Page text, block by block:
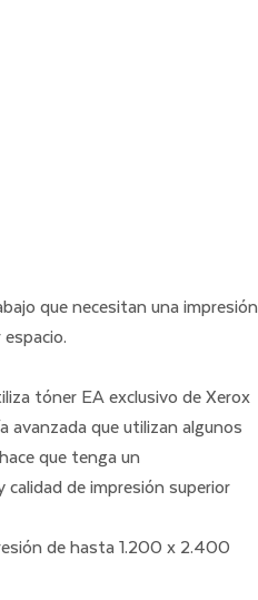
que necesitan una impresión
tóner EA exclusivo de Xerox
avanzada que utilizan algunos
que tenga un
de impresión superior
de hasta 1.200 x 2.400